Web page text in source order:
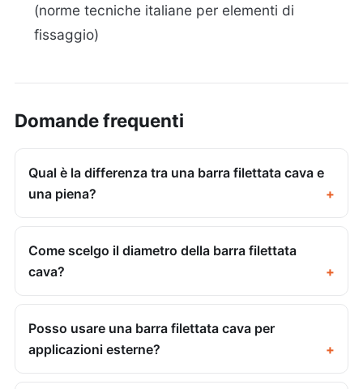
(norme tecniche italiane per elementi di
fissaggio)
Domande frequenti
Qual è la differenza tra una barra filettata cava e
una piena?
Come scelgo il diametro della barra filettata
cava?
Posso usare una barra filettata cava per
applicazioni esterne?